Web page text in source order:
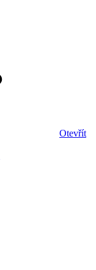
Otevřít